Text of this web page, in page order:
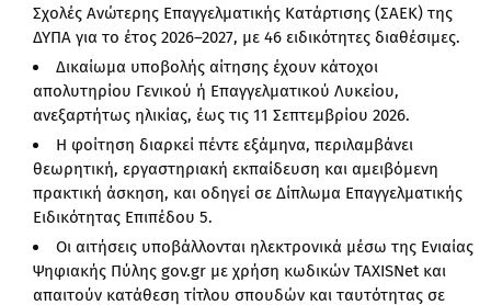
Σχολές Ανώτερης Επαγγελματικής Κατάρτισης (ΣΑΕΚ) της
ΔΥΠΑ για το έτος 2026–2027, με 46 ειδικότητες διαθέσιμες.
Δικαίωμα υποβολής αίτησης έχουν κάτοχοι
απολυτηρίου Γενικού ή Επαγγελματικού Λυκείου,
ανεξαρτήτως ηλικίας, έως τις 11 Σεπτεμβρίου 2026.
Η φοίτηση διαρκεί πέντε εξάμηνα, περιλαμβάνει
θεωρητική, εργαστηριακή εκπαίδευση και αμειβόμενη
πρακτική άσκηση, και οδηγεί σε Δίπλωμα Επαγγελματικής
Ειδικότητας Επιπέδου 5.
Οι αιτήσεις υποβάλλονται ηλεκτρονικά μέσω της Ενιαίας
Ψηφιακής Πύλης gov.gr με χρήση κωδικών TAXISNet και
απαιτούν κατάθεση τίτλου σπουδών και ταυτότητας σε